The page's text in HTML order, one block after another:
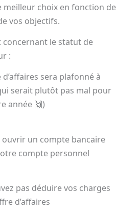
choix en fonction de
vos objectifs.
le statut de
:
sera plafonné à
serait plutôt pas mal pour
année 🙌)
ouvrir un compte bancaire
compte personnel
pas déduire vos charges
d’affaires